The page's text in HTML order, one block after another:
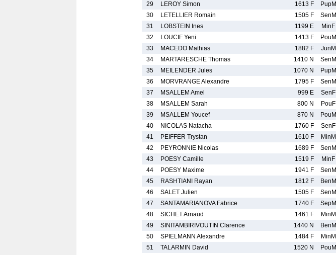
29
LEROY Simon 1613 F PupM
30
LETELLIER Romain 1505 F SenM
31
LOBSTEIN Ines 1199 E MinF
32
LOUCIF Yeni 1413 F PouM
33
MACEDO Mathias 1882 F JunM
34
MARTARESCHE Thomas 1410 N SenM
35
MEILENDER Jules 1070 N PupM
36
MORVRANGE Alexandre 1795 F SenM
37
MSALLEM Amel 999 E
SenF
38
MSALLEM Sarah 800 N PouF
39
MSALLEM Youcef 870 N PouM
40
NICOLAS Natacha 1760 F SenF
41
PEIFFER Trystan 1610 F MinM
42
PEYRONNIE Nicolas 1689 F SenM
43
POESY Camille 1519 F MinF
44
POESY Maxime 1941 F SenM
45
RASHTIANI Rayan 1812 F BenM
46
SALET Julien 1505 F SenM
47
SANTAMARIANOVA Fabrice 1740 F SepM
48
SICHET Arnaud 1461 F MinM
49
SINITAMBIRIVOUTIN Clarence 1440 N BenM
50
SPIELMANN Alexandre 1484 F MinM
51
TALARMIN David 1520 N PouM